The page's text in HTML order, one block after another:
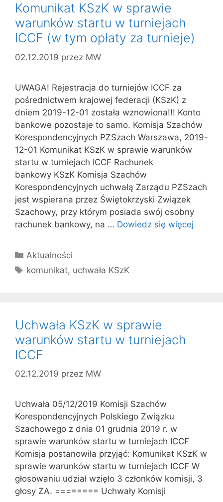
Komunikat KSzK w sprawie
warunków startu w turniejach
ICCF (w tym opłaty za turnieje)
02.12.2019 przez MW
UWAGA! Rejestracja do turniejów ICCF za
pośrednictwem krajowej federacji (KSzK) z
dniem 2019-12-01 została wznowiona!!! Konto
bankowe pozostaje to samo. Komisja Szachów
Korespondencyjnych PZSzach Warszawa, 2019-
12-01 Komunikat KSzK w sprawie warunków
startu w turniejach ICCF Rachunek
bankowy KSzK Komisja Szachów
Korespondencyjnych uchwałą Zarządu PZSzach
jest wspierana przez Świętokrzyski Związek
Szachowy, przy którym posiada swój osobny
rachunek bankowy, na … Dowiedz się więcej
Kategorie
Aktualności
Tagi
komunikat, uchwała KSzK
Uchwała KSzK w sprawie
warunków startu w turniejach
ICCF
02.12.2019 przez MW
Uchwała 05/12/2019 Komisji Szachów
Korespondencyjnych Polskiego Związku
Szachowego z dnia 01 grudnia 2019 r. w
sprawie warunków startu w turniejach ICCF
Komisja postanowiła przyjąć: Komunikat KSzK w
sprawie warunków startu w turniejach ICCF W
głosowaniu udział wzięło 3 członków komisji, 3
głosy ZA. ======== Uchwały Komisji